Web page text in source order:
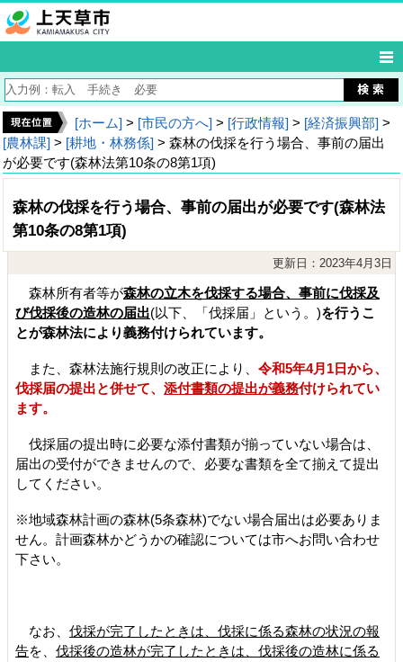
[ホーム] > [市民の方へ] > [行政情報] > [経済振興部] >
[農林課] > [耕地・林務係] > 森林の伐採を行う場合、事前の届出
が必要です(森林法第10条の8第1項)
森林の伐採を行う場合、事前の届出が必要です(森林法
第10条の8第1項)
更新日：2023年4月3日
森林所有者等が森林の立木を伐採する場合、事前に伐採及
び伐採後の造林の届出(以下、「伐採届」という。)を行うこ
とが森林法により義務付けられています。
また、森林法施行規則の改正により、 令和5年4月1日から、
伐採届の提出と併せて、 添付書類の提出が義務付けられてい
ます。
伐採届の提出時に必要な添付書類が揃っていない場合は、
届出の受付ができませんので、必要な書類を全て揃えて提出
してください。
※地域森林計画の森林(5条森林)でない場合届出は必要ありま
せん。計画森林かどうかの確認については市へお問い合わせ
下さい。
なお、 伐採が完了したときは、伐採に係る森林の状況の報
告を、 伐採後の造林が完了したときは、伐採後の造林に係る